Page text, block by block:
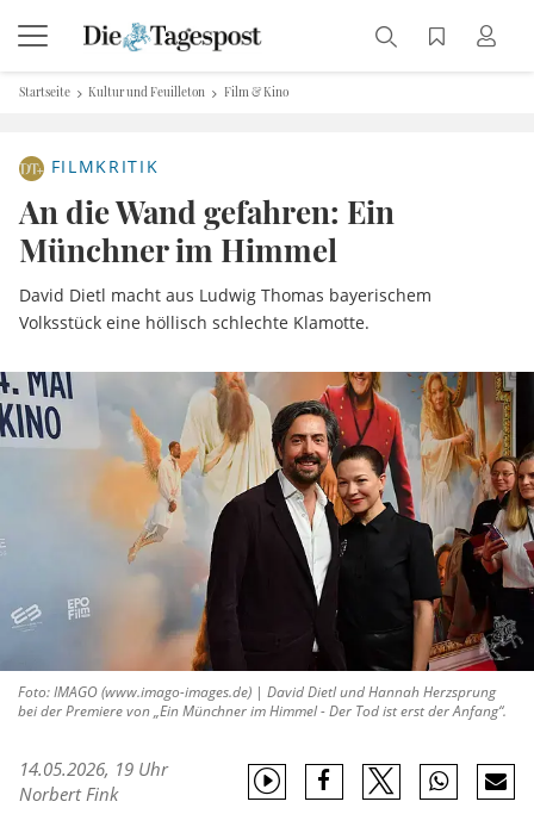
Startseite Kultur und Feuilleton Film & Kino
FILMKRITIK
An die Wand gefahren: Ein
Münchner im Himmel
David Dietl macht aus Ludwig Thomas bayerischem
Volksstück eine höllisch schlechte Klamotte.
Foto: IMAGO (www.imago-images.de) | David Dietl und Hannah Herzsprung
bei der Premiere von „Ein Münchner im Himmel - Der Tod ist erst der Anfang“.
14.05.2026, 19 Uhr
Norbert Fink